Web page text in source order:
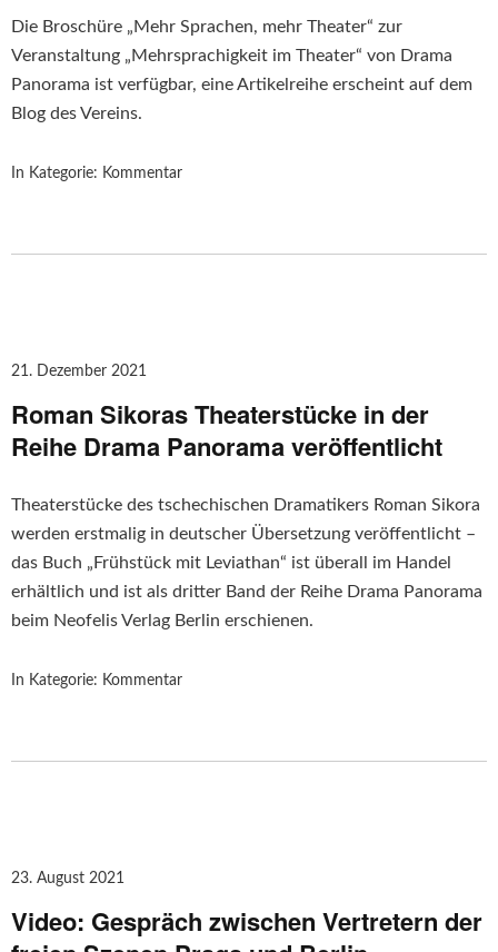
Die Broschüre „Mehr Sprachen, mehr Theater“ zur
Veranstaltung „Mehrsprachigkeit im Theater“ von Drama
Panorama ist verfügbar, eine Artikelreihe erscheint auf dem
Blog des Vereins.
In Kategorie: Kommentar
21. Dezember 2021
Roman Sikoras Theaterstücke in der
Reihe Drama Panorama veröffentlicht
Theaterstücke des tschechischen Dramatikers Roman Sikora
werden erstmalig in deutscher Übersetzung veröffentlicht –
das Buch „Frühstück mit Leviathan“ ist überall im Handel
erhältlich und ist als dritter Band der Reihe Drama Panorama
beim Neofelis Verlag Berlin erschienen.
In Kategorie: Kommentar
23. August 2021
Video: Gespräch zwischen Vertretern der